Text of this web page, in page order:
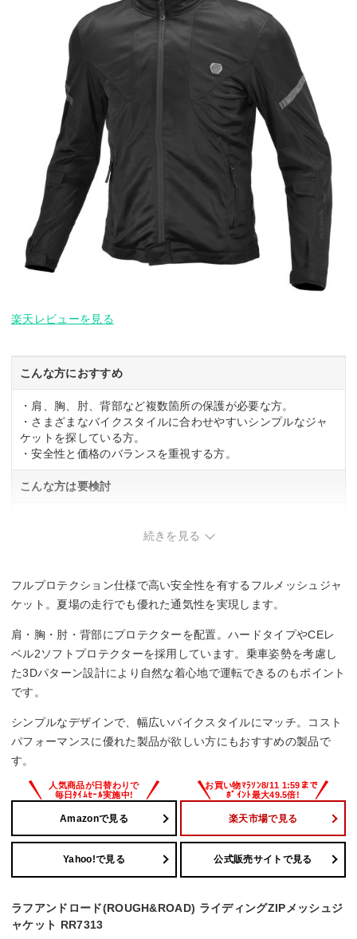
楽天レビューを見る
こんな方におすすめ
・肩、胸、肘、背部など複数箇所の保護が必要な方。
・さまざまなバイクスタイルに合わせやすいシンプルなジャ
ケットを探している方。
・安全性と価格のバランスを重視する方。
こんな方は要検討
続きを見る
フルプロテクション仕様で高い安全性を有するフルメッシュジャ
ケット。夏場の走行でも優れた通気性を実現します。
肩・胸・肘・背部にプロテクターを配置。ハードタイプやCEレ
ベル2ソフトプロテクターを採用しています。乗車姿勢を考慮し
た3Dパターン設計により自然な着心地で運転できるのもポイント
です。
シンプルなデザインで、幅広いバイクスタイルにマッチ。コスト
パフォーマンスに優れた製品が欲しい方にもおすすめの製品で
す。
Amazonで見る 楽天市場で見る
Yahoo!で見る 公式販売サイトで見る
ラフアンドロード(ROUGH&ROAD) ライディングZIPメッシュジ
ャケット RR7313